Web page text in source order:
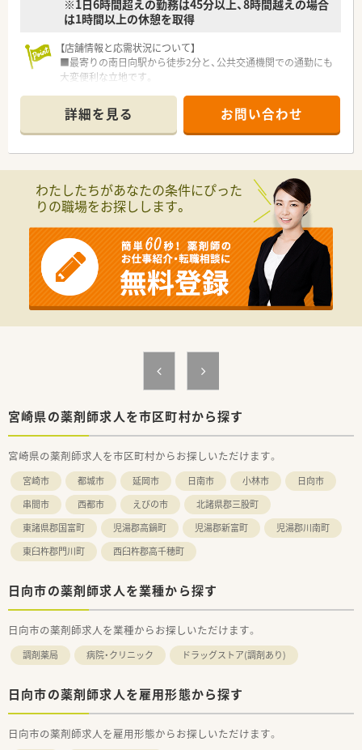
※1日6時間超えの勤務は45分以上、8時間越えの場合
は1時間以上の休憩を取得
【店舗情報と応需状況について】
■最寄りの南日向駅から徒歩2分と、公共交通機関での通勤にも
大変便利な立地です。
ることができます。
■処方箋は一日30枚前後で、患者様一人ひとりに時間をかけて
対応する薬局です。
■今回は欠員補充のため、地域に根差し、患者様と丁寧に向き合
える方を募集します。
■産婦人科領域に特化しているため、この分野の知識を深めたい
■患者様とのコミュニケーションを大切にし、親身に相談に乗れ
る方を求めています。
【求人情報について】
■ご自身の生活に合わせて、年収との調整で週休3日の働き方を
選択することも可能です。
■ご経験やスキルを十分に考慮し、年収550万円の提示も可能な
■賞与は年間で計4ヶ月分の支給実績があり、頑張りがしっかり
と評価される環境です。
詳細を見る お問い合わせ
わたしたちがあなたの条件にぴった
りの職場をお探しします。
宮崎県の薬剤師求人を市区町村から探す
宮崎県の薬剤師求人を市区町村からお探しいただけます。
宮崎市 都城市 延岡市 日南市 小林市
日向市
串間市
西都市 えびの市
北諸県郡三股町
東諸県郡国富町
児湯郡高鍋町 児湯郡新富町
児湯郡川南町
東臼杵郡門川町
西臼杵郡高千穂町
日向市の薬剤師求人を業種から探す
日向市の薬剤師求人を業種からお探しいただけます。
調剤薬局 病院・クリニック ドラッグストア(調剤あり)
日向市の薬剤師求人を雇用形態から探す
日向市の薬剤師求人を雇用形態からお探しいただけます。